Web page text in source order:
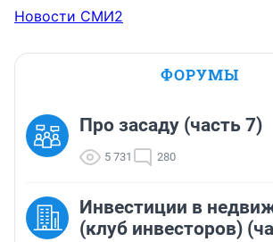
Новости СМИ2
ФОРУМЫ
Про засаду (часть 7)
5 731 280
Инвестиции в
(клуб инвесторов)